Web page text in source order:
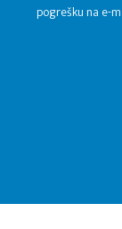
pogrešku na e-